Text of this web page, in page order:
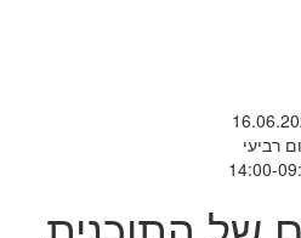
רביעי
14:00-